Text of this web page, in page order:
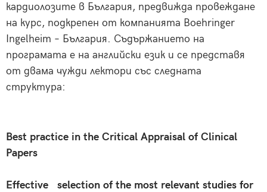
кардиолозите в България, предвижда провеждане
на курс, подкрепен от компанията Boehringer
Ingelheim – България. Съдържанието на
програмата е на английски език и се представя
от двама чужди лектори със следната
структура:
Best practice in the Critical Appraisal of Clinical
Papers
Effective selection of the most relevant studies for